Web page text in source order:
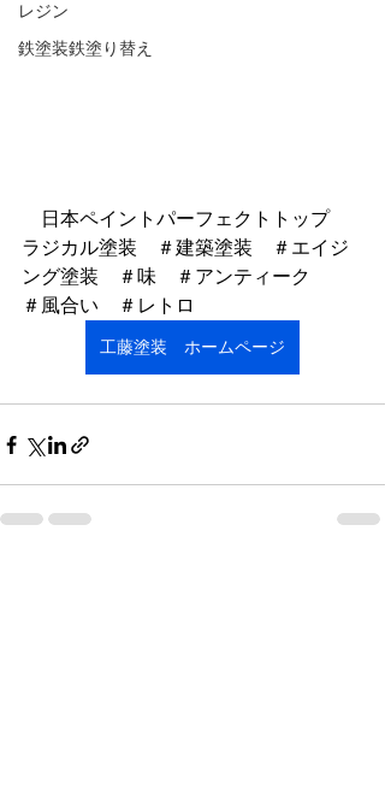
レジン
鉄塗装鉄塗り替え
日本ペイントパーフェクトトップ
ラジカル塗装　＃建築塗装　＃エイジ
ング塗装　＃味　＃アンティーク
＃風合い　＃レトロ
工藤塗装 ホームページ